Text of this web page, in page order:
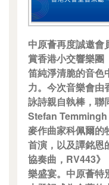
中原薈再度誠邀會
賞香港小交響樂團
笛純淨清脆的音色
力。今次音樂會由
詠詩親自執棒，聯
Stefan Temmingh
麥作曲家科佩爾的
首演，以及譚銘恩
協奏曲，RV443
樂盛宴。中原薈特